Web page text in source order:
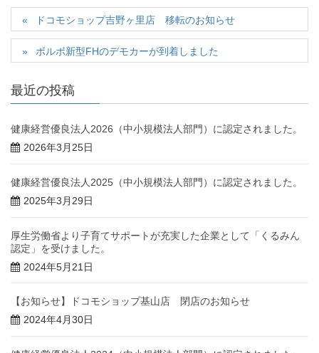
ドコモショップ吉野ヶ里店 移転のお知らせ
ボルボ新型FHのデモカーが到着しました
最近の投稿
健康経営優良法人2026（中小規模法人部門）に認定されました。
2026年3月25日
健康経営優良法人2025（中小規模法人部門）に認定されました。
2025年3月29日
厚生労働省より子育てサポートが充実した企業として「くるみん
認定」を受けました。
2024年5月21日
【お知らせ】ドコモショップ基山店 閉店のお知らせ
2024年4月30日